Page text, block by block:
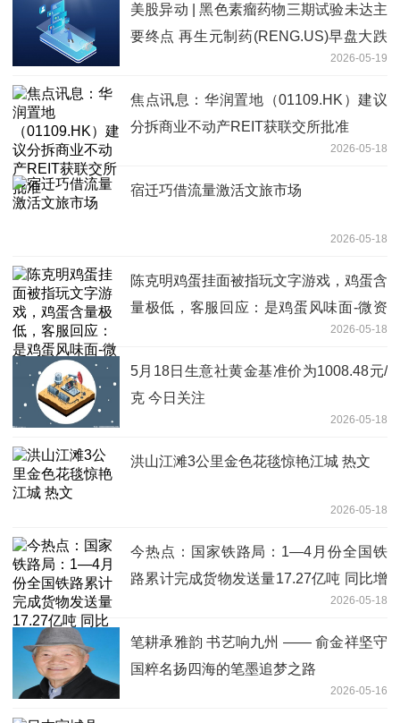
美股异动 | 黑色素瘤药物三期试验未达主
要终点 再生元制药(RENG.US)早盘大跌
2026-05-19
焦点讯息：华润置地（01109.HK）建议
分拆商业不动产REIT获联交所批准
2026-05-18
宿迁巧借流量激活文旅市场
2026-05-18
陈克明鸡蛋挂面被指玩文字游戏，鸡蛋含
量极低，客服回应：是鸡蛋风味面-微资
2026-05-18
5月18日生意社黄金基准价为1008.48元/
克 今日关注
2026-05-18
洪山江滩3公里金色花毯惊艳江城 热文
2026-05-18
今热点：国家铁路局：1—4月份全国铁
路累计完成货物发送量17.27亿吨 同比增
2026-05-18
笔耕承雅韵 书艺响九州 —— 俞金祥坚守
国粹名扬四海的笔墨追梦之路
2026-05-16